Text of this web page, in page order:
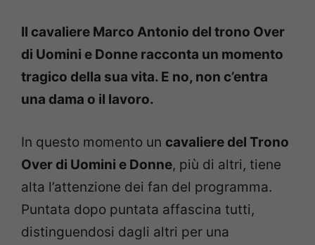
Il cavaliere Marco Antonio del trono Over
di Uomini e Donne racconta un momento
tragico della sua vita. E no, non c’entra
una dama o il lavoro.
In questo momento un cavaliere del Trono
Over di Uomini e Donne, più di altri, tiene
alta l’attenzione dei fan del programma.
Puntata dopo puntata affascina tutti,
distinguendosi dagli altri per una